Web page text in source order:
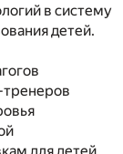
в систему
детей.
тренеров
для детей